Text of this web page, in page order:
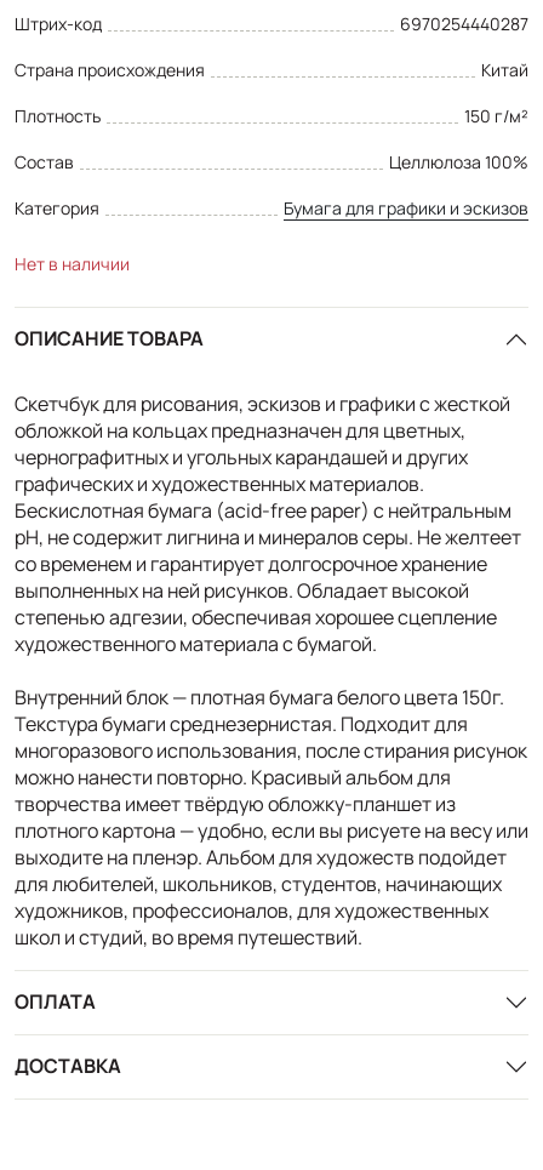
Штрих-код
6970254440287
Страна происхождения
Китай
Плотность
150 г/м²
Состав
Целлюлоза 100%
Категория
Бумага для графики и эскизов
Нет в наличии
ОПИСАНИЕ ТОВАРА
Скетчбук для рисования, эскизов и графики с жесткой
обложкой на кольцах предназначен для цветных,
чернографитных и угольных карандашей и других
графических и художественных материалов.
Бескислотная бумага (acid-free paper) с нейтральным
pH, не содержит лигнина и минералов серы. Не желтеет
со временем и гарантирует долгосрочное хранение
выполненных на ней рисунков. Обладает высокой
степенью адгезии, обеспечивая хорошее сцепление
художественного материала с бумагой.
Внутренний блок — плотная бумага белого цвета 150г.
Текстура бумаги среднезернистая. Подходит для
многоразового использования, после стирания рисунок
можно нанести повторно. Красивый альбом для
творчества имеет твёрдую обложку-планшет из
плотного картона — удобно, если вы рисуете на весу или
выходите на пленэр. Альбом для художеств подойдет
для любителей, школьников, студентов, начинающих
художников, профессионалов, для художественных
школ и студий, во время путешествий.
ОПЛАТА
ДОСТАВКА